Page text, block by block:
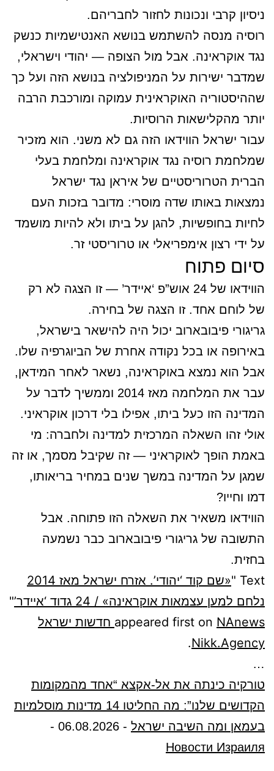
ניסיון קרבי ונכונות לחזור לחבריהם.
רוסיה מנסה להשתמש בנושא האנטישמיות כנשק
נגד אוקראינה. אבל מול הצופה — יהודי וישראלי,
שמדבר ישירות על המניפולציה בנושא הזה ועל כך
שההיסטוריה האוקראינית עמוקה ומורכבת הרבה
יותר מהקלישאות הרוסיות.
עבור ישראל הווידאו הזה גם לא משני. הוא מזכיר
שמלחמת רוסיה נגד אוקראינה ומלחמת בעלי
הברית הטרוריסטיים של איראן נגד ישראל
נמצאות באותו שדה מוסרי: מדובר בזכות העם
לחיות בחופשיות, להגן על ביתו ולא להיות מושמד
על ידי רצון אימפריאלי או טרוריסטי זר.
סיום פתוח
הווידאו של 24 אוש”פ ‘איידר’ — זו הצגה לא רק
של לוחם אחד. זו הצגה של בחירה.
גריגורי פיבובארוב יכול היה להישאר בישראל,
באירופה או בכל נקודה אחרת של הביוגרפיה שלו.
אבל הוא נמצא באוקראינה, נשאר לאחר המידאן,
עבר את המלחמה מאז 2014 וממשיך לדבר על
המדינה הזו כעל ביתו, אפילו בלי דרכון אוקראיני.
אולי זהו השאלה המרכזית למדינה ולחברה: מי
באמת הופך לאוקראיני — זה שקיבל מסמך, או זה
שמגן על המדינה במשך שנים במחיר בריאותו,
דמו וחייו?
הווידאו משאיר את השאלה הזו פתוחה. אבל
התשובה של גריגורי פיבובארוב כבר נשמעה
בחזית.
Text "
«שם קוד ‘יהודי’. אזרח ישראל מאז 2014
נלחם למען עצמאות אוקראינה» / 24 גדוד ‘איידר’
"
appeared first on NAnews חדשות ישראל
Nikk.Agency
.
…
טורקיה כינתה את אל-אקצא “אחד מהמקומות
הקדושים שלנו”: מה החליטו 14 מדינות מוסלמיות
בעמאן ומה השיבה ישראל -
06.08.2026
-
Новости Израиля